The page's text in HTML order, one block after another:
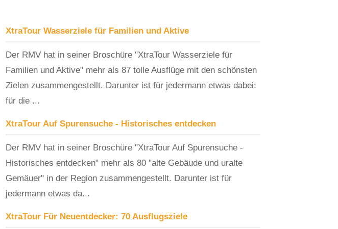
XtraTour Wasserziele für Familien und Aktive
Der RMV hat in seiner Broschüre "XtraTour Wasserziele für
Familien und Aktive" mehr als 87 tolle Ausflüge mit den schönsten
Zielen zusammengestellt. Darunter ist für jedermann etwas dabei:
für die ...
XtraTour Auf Spurensuche - Historisches entdecken
Der RMV hat in seiner Broschüre "XtraTour Auf Spurensuche -
Historisches entdecken" mehr als 80 "alte Gebäude und uralte
Gemäuer" in der Region zusammengestellt. Darunter ist für
jedermann etwas da...
XtraTour Für Neuentdecker: 70 Ausflugsziele